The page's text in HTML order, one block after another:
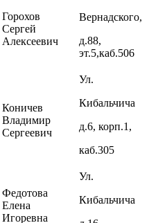
Горохов
Сергей
Алексеевич
Вернадского,
д.88,
эт.5,каб.506
Коничев
Владимир
Сергеевич
Ул.
Кибальчича
д.6, корп.1,
каб.305
Федотова
Елена
Игоревна
Ул.
Кибальчича